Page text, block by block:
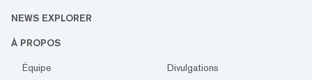
NEWS EXPLORER
À PROPOS
Équipe Divulgations